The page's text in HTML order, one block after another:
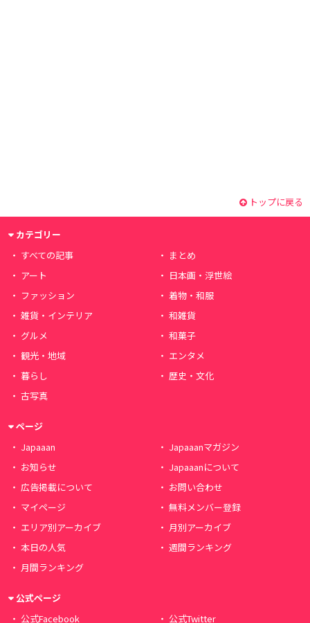
トップに戻る
カテゴリー
すべての記事
まとめ
アート
日本画・浮世絵
ファッション
着物・和服
雑貨・インテリア
和雑貨
グルメ
和菓子
観光・地域
エンタメ
暮らし
歴史・文化
古写真
ページ
Japaaan
Japaaanマガジン
お知らせ
Japaaanについて
広告掲載について
お問い合わせ
マイページ
無料メンバー登録
エリア別アーカイブ
月別アーカイブ
本日の人気
週間ランキング
月間ランキング
公式ページ
公式Facebook
公式Twitter